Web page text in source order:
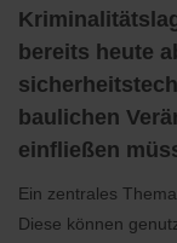
bereits heute
baulichen
einfließen
Ein zentrales
Diese können